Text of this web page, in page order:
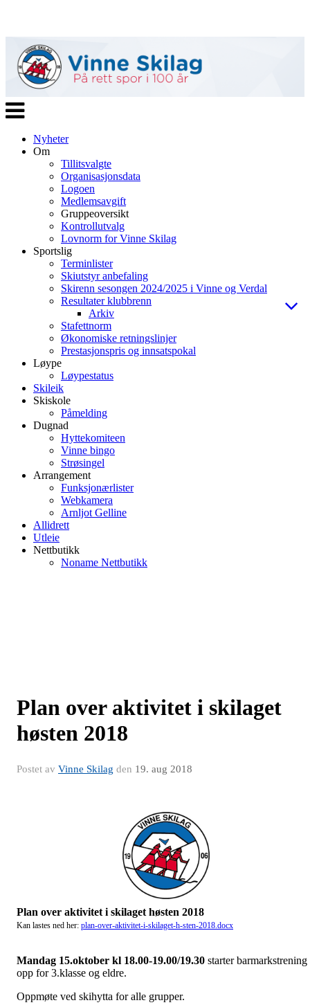
Veksle
navigasjon
Nyheter
Om
Tillitsvalgte
Organisasjonsdata
Logoen
Medlemsavgift
Gruppeoversikt
Kontrollutvalg
Lovnorm for Vinne Skilag
Sportslig
Terminlister
Skiutstyr anbefaling
Skirenn sesongen 2024/2025 i Vinne og Verdal
Resultater klubbrenn
Arkiv
Stafettnorm
Økonomiske retningslinjer
Prestasjonspris og innsatspokal
Løype
Løypestatus
Skileik
Skiskole
Påmelding
Dugnad
Hyttekomiteen
Vinne bingo
Strøsingel
Arrangement
Funksjonærlister
Webkamera
Arnljot Gelline
Allidrett
Utleie
Nettbutikk
Noname Nettbutikk
Plan over aktivitet i skilaget
høsten 2018
Postet av Vinne Skilag den 19. aug 2018
Plan over aktivitet i skilaget høsten 2018
Kan lastes ned her: plan-over-aktivitet-i-skilaget-h-sten-2018.docx
Mandag 15.oktober kl 18.00-19.00/19.30 starter barmarkstrening
opp for 3.klasse og eldre.
Oppmøte ved skihytta for alle grupper.